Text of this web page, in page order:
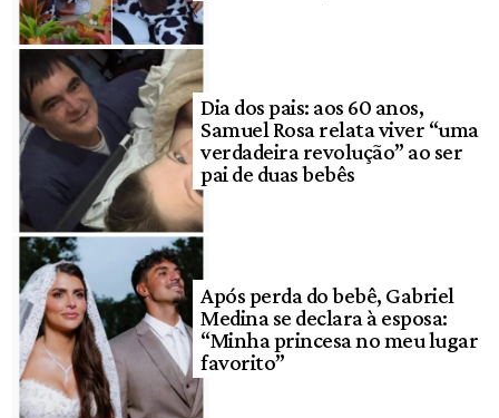
Dia dos pais: aos 60 anos,
Samuel Rosa relata viver “uma
verdadeira revolução” ao ser
pai de duas bebês
Após perda do bebê, Gabriel
Medina se declara à esposa:
“Minha princesa no meu lugar
favorito”